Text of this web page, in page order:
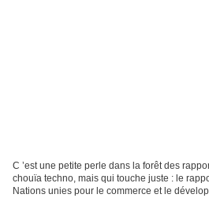
C ’est une petite perle dans la forêt des
chouïa techno, mais qui touche juste : le
Nations unies pour le commerce et le